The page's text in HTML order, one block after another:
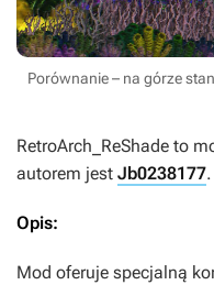
Porównanie – na górze
RetroArch_ReShade to
autorem jest Jb0238177.
Opis:
Mod oferuje specjalną